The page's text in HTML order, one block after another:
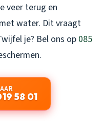
veer terug en
water. Dit vraagt
je? Bel ons op085
58 01